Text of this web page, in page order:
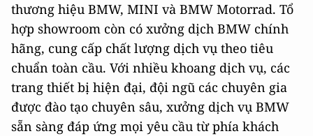
thương hiệu BMW, MINI và BMW Motorrad. Tổ
hợp showroom còn có xưởng dịch BMW chính
hãng, cung cấp chất lượng dịch vụ theo tiêu
chuẩn toàn cầu. Với nhiều khoang dịch vụ, các
trang thiết bị hiện đại, đội ngũ các chuyên gia
được đào tạo chuyên sâu, xưởng dịch vụ BMW
sẵn sàng đáp ứng mọi yêu cầu từ phía khách